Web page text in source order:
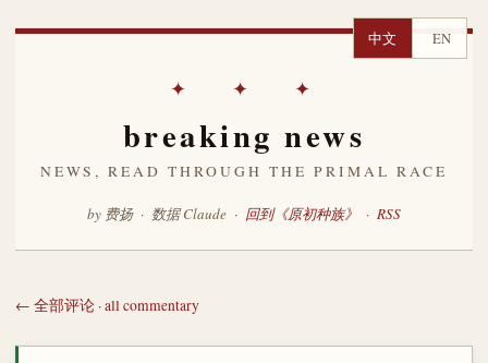
中文 EN
✦ ✦ ✦
breaking news
NEWS, READ THROUGH THE PRIMAL RACE
by 费扬 · 数据 Claude · 回到《原初种族》 · RSS
← 全部评论 · all commentary